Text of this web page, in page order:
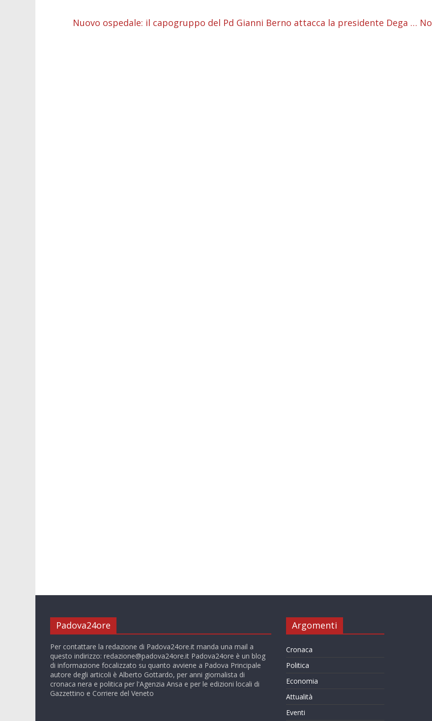
k
p
p er
di
Nuovo ospedale: il capogruppo del Pd Gianni Berno attacca la presidente Dega … No
Padova24ore
Per contattare la redazione di Padova24ore.it manda una mail a
questo indirizzo: redazione@padova24ore.it Padova24ore è un blog
di informazione focalizzato su quanto avviene a Padova Principale
autore degli articoli è Alberto Gottardo, per anni giornalista di
cronaca nera e politica per l'Agenzia Ansa e per le edizioni locali di
Gazzettino e Corriere del Veneto
Argomenti
Cronaca
Politica
Economia
Attualità
Eventi